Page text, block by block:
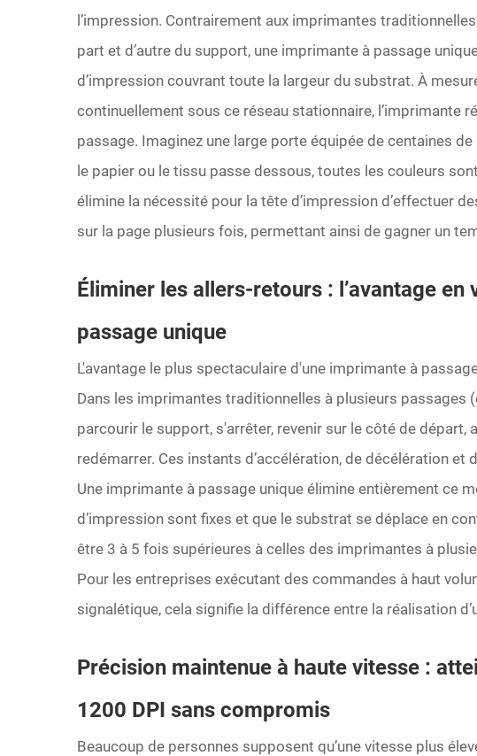
l’impression. Contrairement aux imprimantes
part et d’autre du support, une imprimante à passage
d’impression couvrant toute la largeur du substrat. À
continuellement sous ce réseau stationnaire, l’imprimante
passage. Imaginez une large porte équipée de centaines
le papier ou le tissu passe dessous, toutes les couleurs
élimine la nécessité pour la tête d’impression d’effectuer
sur la page plusieurs fois, permettant ainsi de gagner un
Éliminer les allers-retours : l’avantage en
passage unique
L'avantage le plus spectaculaire d'une imprimante à
Dans les imprimantes traditionnelles à plusieurs passages
parcourir le support, s'arrêter, revenir sur le côté de départ,
redémarrer. Ces instants d’accélération, de décélération et
Une imprimante à passage unique élimine entièrement ce
d’impression sont fixes et que le substrat se déplace en
être 3 à 5 fois supérieures à celles des imprimantes à
Pour les entreprises exécutant des commandes à haut
signalétique, cela signifie la différence entre la réalisation
Précision maintenue à haute vitesse :
1200 DPI sans compromis
Beaucoup de personnes supposent qu’une vitesse plus